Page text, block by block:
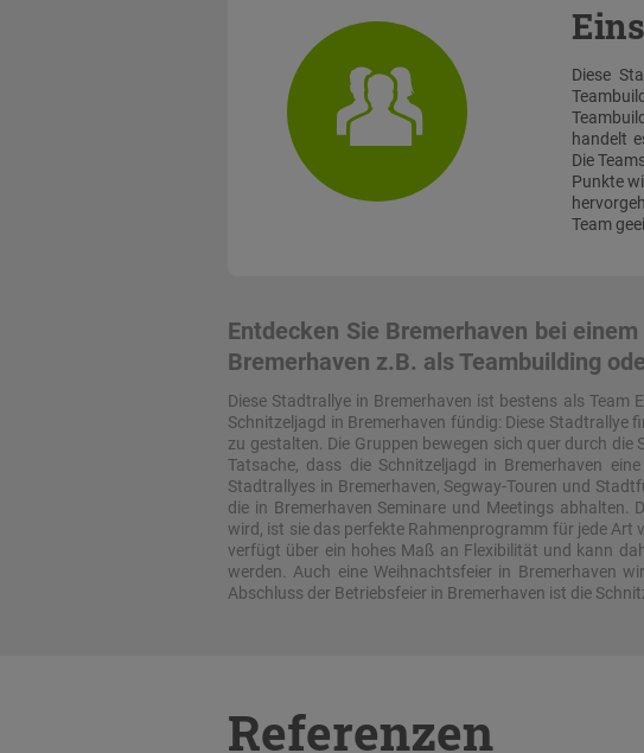
Diese
handelt
Die
Punkte
Team
Entdecken Sie Bremerhaven bei
Bremerhaven z.B. als Teambuilding
Diese Stadtrallye in Bremerhaven ist bestens als Team
Schnitzeljagd in Bremerhaven fündig: Diese
zu gestalten. Die Gruppen bewegen sich quer durch
Tatsache, dass die Schnitzeljagd in Bremerhaven
Stadtrallyes in Bremerhaven, Segway-Touren und
die in Bremerhaven Seminare und Meetings
wird, ist sie das perfekte Rahmenprogramm für jede Art
verfügt über ein hohes Maß an Flexibilität und kann
werden. Auch eine Weihnachtsfeier in Bremerhaven
Abschluss der Betriebsfeier in Bremerhaven ist die
Referenzen